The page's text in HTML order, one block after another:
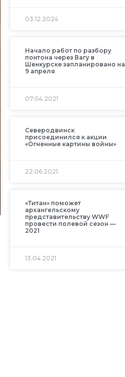
03.12.2024
Начало работ по разбору
понтона через Вагу в
Шенкурске запланировано на
9 апреля
07.04.2021
Северодвинск
присоединился к акции
«Огненные картины войны»
22.06.2021
«Титан» поможет
архангельскому
представительству WWF
провести полевой сезон —
2021
13.04.2021